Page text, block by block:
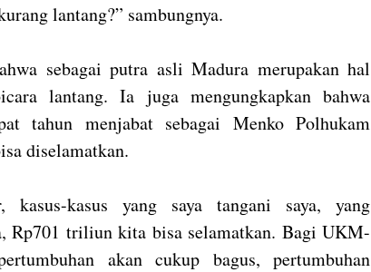
lantang?” sambungnya.
sebagai putra asli Madura merupakan hal
lantang. Ia juga mengungkapkan bahwa
tahun menjabat sebagai Menko Polhukam
diselamatkan.
kasus-kasus yang saya tangani saya, yang
Rp701 triliun kita bisa selamatkan. Bagi UKM-
akan cukup bagus, pertumbuhan